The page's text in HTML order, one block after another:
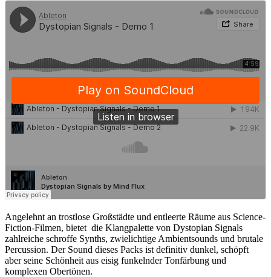
Angelehnt an trostlose Großstädte und entleerte Räume aus Science-
Fiction-Filmen, bietet die Klangpalette von Dystopian Signals
zahlreiche schroffe Synths, zwielichtige Ambientsounds und brutale
Percussion. Der Sound dieses Packs ist definitiv dunkel, schöpft
aber seine Schönheit aus eisig funkelnder Tonfärbung und
komplexen Obertönen.